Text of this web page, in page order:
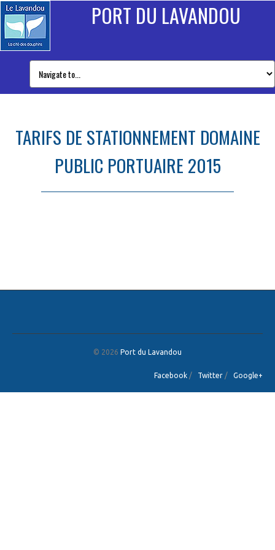
PORT DU LAVANDOU
TARIFS DE STATIONNEMENT DOMAINE
PUBLIC PORTUAIRE 2015
© 2026 Port du Lavandou
Facebook / Twitter / Google+